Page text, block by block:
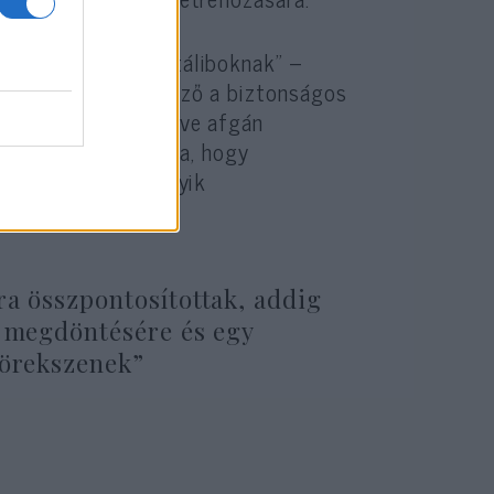
a legyőzött táliboknak” –
tényező a biztonságos
visszavéve afgán
a tálibok számára, hogy
a világ egyik
összpontosítottak, addig
és egy